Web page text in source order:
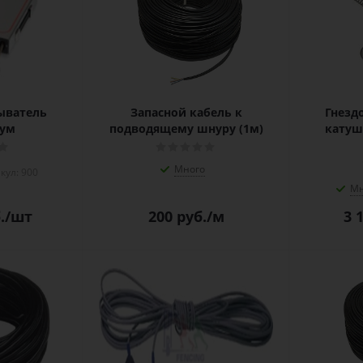
/шт
Запасной кабель к
подводящему шнуру (1м)
Много
200руб./м 3